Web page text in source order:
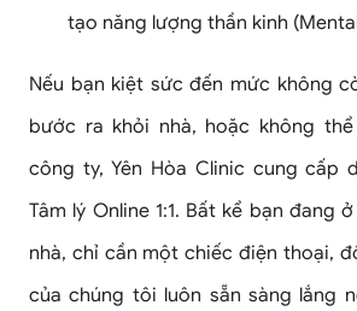
tạo năng lượng thần kinh
Nếu bạn kiệt sức đến mức không
bước ra khỏi nhà, hoặc không
công ty, Yên Hòa Clinic cung cấp
Tâm lý Online 1:1. Bất kể bạn đang
nhà, chỉ cần một chiếc điện thoại,
của chúng tôi luôn sẵn sàng lắng